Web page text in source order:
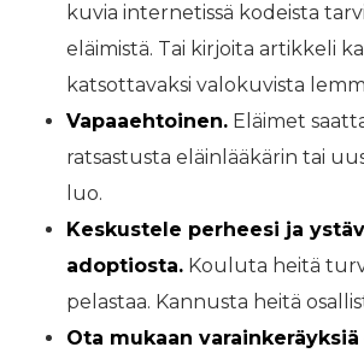
kuvia internetissä kodeista
eläimistä. Tai kirjoita artikkeli
katsottavaksi valokuvista
Vapaaehtoinen. Eläimet
ratsastusta eläinlääkärin tai
luo.
Keskustele perheesi ja
adoptiosta. Kouluta heitä
pelastaa. Kannusta heitä
Ota mukaan varainkeräyksiä